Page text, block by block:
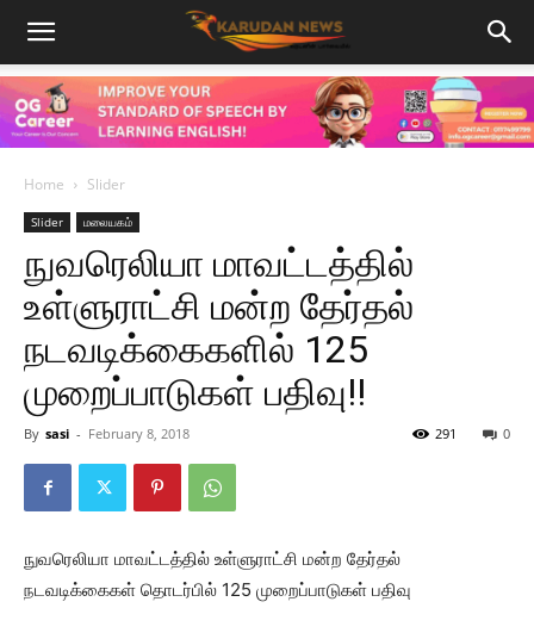
Home Slider
Slider மலையகம்
நுவரெலியா மாவட்டத்தில்
உள்ளுராட்சி மன்ற தேர்தல்
நடவடிக்கைகளில் 125
முறைப்பாடுகள் பதிவு!!
By sasi - February 8, 2018 0
291
நுவரெலியா மாவட்டத்தில் உள்ளுராட்சி மன்ற தேர்தல்
நடவடிக்கைகள் தொடர்பில் 125 முறைப்பாடுகள் பதிவு